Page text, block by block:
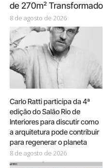
de 270m²
8 de agosto de 2026
Carlo Ratti participa da 4ª
edição do Salão Rio de
Interiores para discutir como
a arquitetura pode contribuir
para regenerar o planeta
8 de agosto de 2026